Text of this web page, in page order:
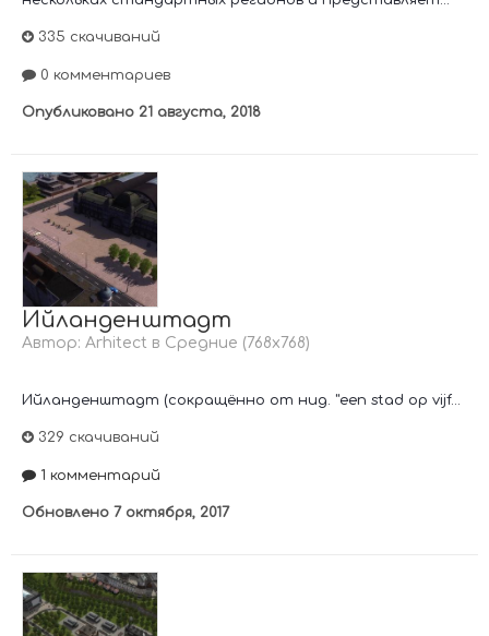
335 скачиваний
0 комментариев
Опубликовано 21 августа, 2018
Ийланденштадт
Автор: Arhitect в Средние (768х768)
Ийланденштадт (сокращённо от нид. "een stad op vijf...
329 скачиваний
1 комментарий
Обновлено 7 октября, 2017